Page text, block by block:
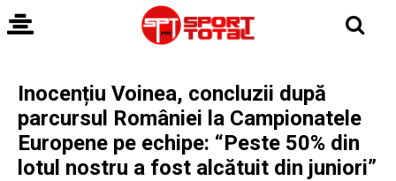
Inocențiu Voinea, concluzii după
parcursul României la Campionatele
Europene pe echipe: “Peste 50% din
lotul nostru a fost alcătuit din juniori”